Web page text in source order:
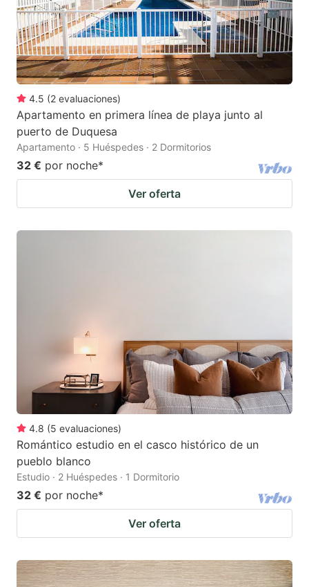
4.5 (2 evaluaciones)
Apartamento en primera línea de playa junto al
puerto de Duquesa
Apartamento · 5 Huéspedes · 2 Dormitorios
32 € por noche*
Ver oferta
4.8 (5 evaluaciones)
Romántico estudio en el casco histórico de un
pueblo blanco
Estudio · 2 Huéspedes · 1 Dormitorio
32 € por noche*
Ver oferta